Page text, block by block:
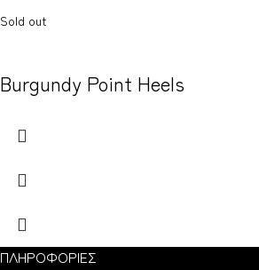
Sold out
Burgundy Point Heels
ΠΛΗΡΟΦΟΡΙΕΣ